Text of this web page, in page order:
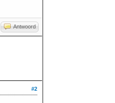
Antwoord
#2